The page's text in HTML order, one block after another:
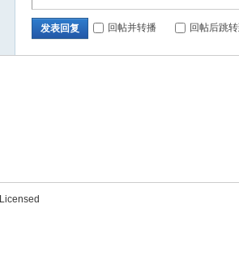
发表回复 回帖并转播 回帖后跳
Licensed